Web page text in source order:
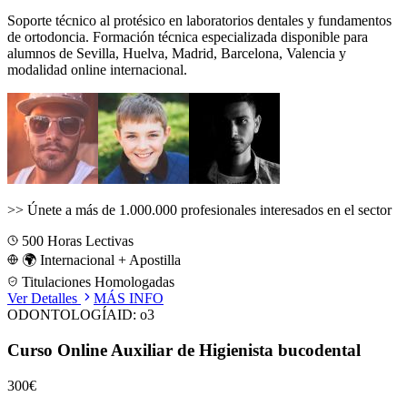
Soporte técnico al protésico en laboratorios dentales y fundamentos
de ortodoncia. Formación técnica especializada disponible para
alumnos de Sevilla, Huelva, Madrid, Barcelona, Valencia y
modalidad online internacional.
>> Únete a más de 1.000.000 profesionales interesados en el sector
500 Horas Lectivas
🌍 Internacional + Apostilla
Titulaciones Homologadas
Ver Detalles
MÁS INFO
ODONTOLOGÍAID: o3
Curso Online Auxiliar de Higienista bucodental
300€